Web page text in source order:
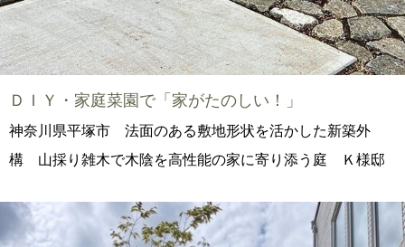
ＤＩＹ・家庭菜園で「家がたのしい！」
神奈川県平塚市 法面のある敷地形状を活かした新築外
構 山採り雑木で木陰を高性能の家に寄り添う庭 Ｋ様邸